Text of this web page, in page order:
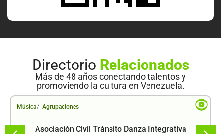
Directorio Relacionados
Más de 48 años conectando talentos y
promoviendo la cultura en Venezuela.
Música / Agrupaciones
Asociación Civil Tránsito Danza Integrativa